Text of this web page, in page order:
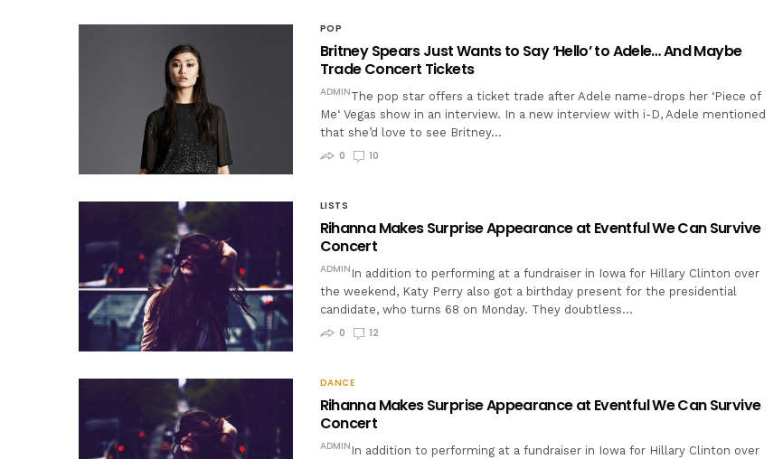
POP
Britney Spears Just Wants to Say ‘Hello’ to Adele… And Maybe
Trade Concert Tickets
ADMINThe pop star offers a ticket trade after Adele name-drops her ‘Piece of
Me‘ Vegas show in an interview. In a new interview with i-D, Adele mentioned
that she’d love to see Britney…
0
10
LISTS
Rihanna Makes Surprise Appearance at Eventful We Can Survive
Concert
ADMIN In addition to performing at a fundraiser in Iowa for Hillary Clinton over
the weekend, Katy Perry also got a birthday present for the presidential
candidate, who turns 68 on Monday. They doubtless…
0
12
DANCE
Rihanna Makes Surprise Appearance at Eventful We Can Survive
Concert
ADMIN In addition to performing at a fundraiser in Iowa for Hillary Clinton over